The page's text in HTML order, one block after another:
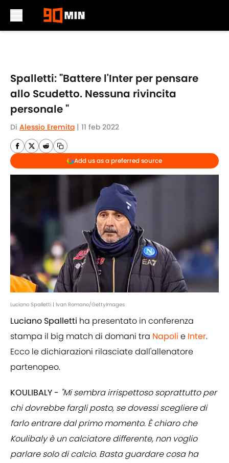
Spalletti: "Battere l'Inter per pensare
allo Scudetto. Nessuna rivincita
personale "
Di Alessio Eremita | 11 feb 2022
Add us as a preferred source
Luciano Spalletti | Ivan Romano/GettyImages
Luciano Spalletti ha presentato in conferenza
stampa il big match di domani tra Napoli e Inter.
Ecco le dichiarazioni rilasciate dall'allenatore
partenopeo.
KOULIBALY - "Mi sembra irrispettoso soprattutto per
chi dovrebbe fargli posto, se dovessi scegliere di
farlo entrare dal primo momento. È chiaro che
Koulibaly è un calciatore differente, non voglio
parlare solo di calcio. Basta guardare cosa ha